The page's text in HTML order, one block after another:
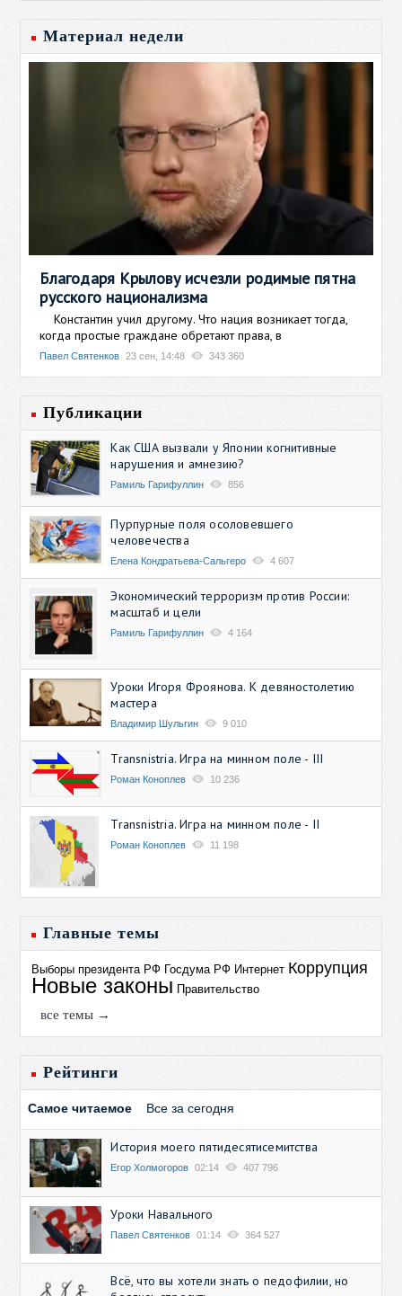
Материал недели
Благодаря Крылову исчезли родимые пятна
русского национализма
Константин учил другому. Что нация возникает тогда,
когда простые граждане обретают права, в
Павел Святенков 23 сен, 14:48 343 360
Публикации
Как США вызвали у Японии когнитивные
нарушения и амнезию?
Рамиль Гарифуллин 856
Пурпурные поля осоловевшего
человечества
Елена Кондратьева-Сальгеро 4 607
Экономический терроризм против России:
масштаб и цели
Рамиль Гарифуллин 4 164
Уроки Игоря Фроянова. К девяностолетию
мастера
Владимир Шульгин 9 010
Transnistria. Игра на минном поле - III
Роман Коноплев 10 236
Transnistria. Игра на минном поле - II
Роман Коноплев 11 198
Главные темы
Выборы президента РФ Госдума РФ Интернет Коррупция
Новые законы Правительство
все темы →
Рейтинги
Самое читаемое Все за сегодня
История моего пятидесятисемитства
Егор Холмогоров 02:14 407 796
Уроки Навального
Павел Святенков 01:14 364 527
Всё, что вы хотели знать о педофилии, но